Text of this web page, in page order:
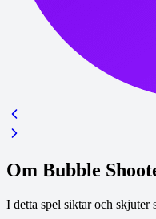
Om Bubble
I detta spel siktar och skjuter